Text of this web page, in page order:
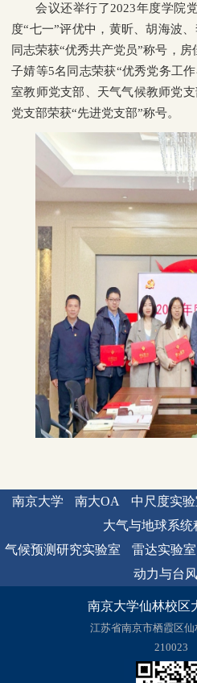
会议还举行了2023年度学院
度“七一”评优中，黄昕、胡海波
同志荣获“优秀共产党员”称号，
子婧等5名同志荣获“优秀党务工
室教师党支部、天气气候教师党
党支部荣获“先进党支部”称号。
南京大学 南大OA 中尺度实验
大气与地球系统
气候预测研究实验室
雷达实验室
动力与台
南京大学仙林校区
江苏省南京市栖霞区
210023